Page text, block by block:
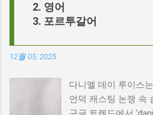
영어
포르투갈어
12월 05, 2025
다니엘 데이 루이스
언덕 캐스팅 논쟁 속